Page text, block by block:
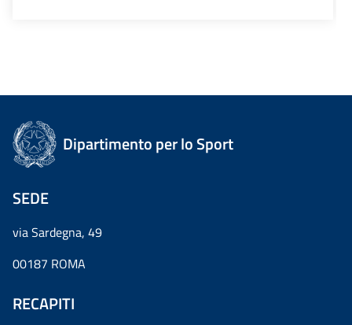
Dipartimento per lo Sport
SEDE
via Sardegna, 49
00187 ROMA
RECAPITI